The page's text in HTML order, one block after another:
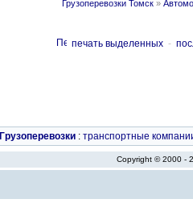
Грузоперевозки Томск »
печать выделенных -
Грузоперевозки : транспортные
Copyright © 2000 -